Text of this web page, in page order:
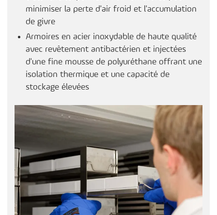
minimiser la perte d'air froid et l'accumulation
de givre
Armoires en acier inoxydable de haute qualité
avec revêtement antibactérien et injectées
d'une fine mousse de polyuréthane offrant une
isolation thermique et une capacité de
stockage élevées